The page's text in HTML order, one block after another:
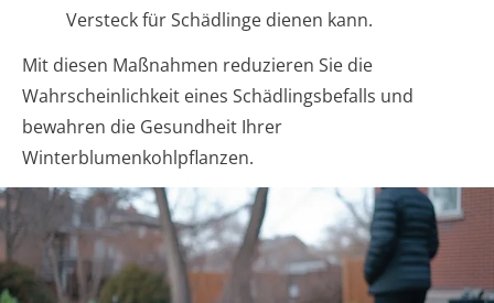
Versteck für Schädlinge dienen kann.
Mit diesen Maßnahmen reduzieren Sie die
Wahrscheinlichkeit eines Schädlingsbefalls und
bewahren die Gesundheit Ihrer
Winterblumenkohlpflanzen.